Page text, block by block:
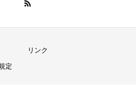
リンク
定